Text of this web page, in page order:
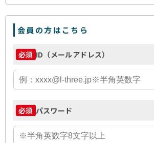
会員の方はこちら
必須 ID（メールアドレス）
必須 パスワード